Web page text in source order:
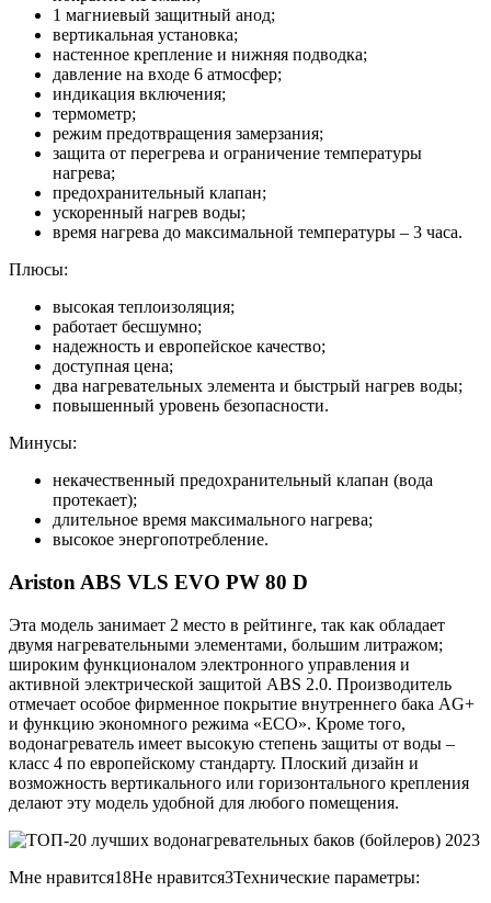
1 магниевый защитный анод;
вертикальная установка;
настенное крепление и нижняя подводка;
давление на входе 6 атмосфер;
индикация включения;
термометр;
режим предотвращения замерзания;
защита от перегрева и ограничение температуры
нагрева;
предохранительный клапан;
ускоренный нагрев воды;
время нагрева до максимальной температуры – 3 часа.
Плюсы:
высокая теплоизоляция;
работает бесшумно;
надежность и европейское качество;
доступная цена;
два нагревательных элемента и быстрый нагрев воды;
повышенный уровень безопасности.
Минусы:
некачественный предохранительный клапан (вода
протекает);
длительное время максимального нагрева;
высокое энергопотребление.
Ariston ABS VLS EVO PW 80 D
Эта модель занимает 2 место в рейтинге, так как обладает
двумя нагревательными элементами, большим литражом;
широким функционалом электронного управления и
активной электрической защитой ABS 2.0. Производитель
отмечает особое фирменное покрытие внутреннего бака AG+
и функцию экономного режима «ECO». Кроме того,
водонагреватель имеет высокую степень защиты от воды –
класс 4 по европейскому стандарту. Плоский дизайн и
возможность вертикального или горизонтального крепления
делают эту модель удобной для любого помещения.
Мне нравится18Не нравится3Технические параметры: